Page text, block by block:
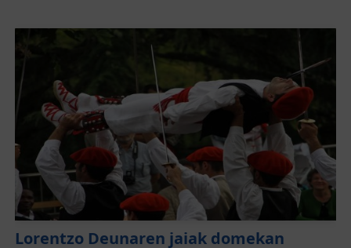
Lorentzo Deunaren jaiak domekan